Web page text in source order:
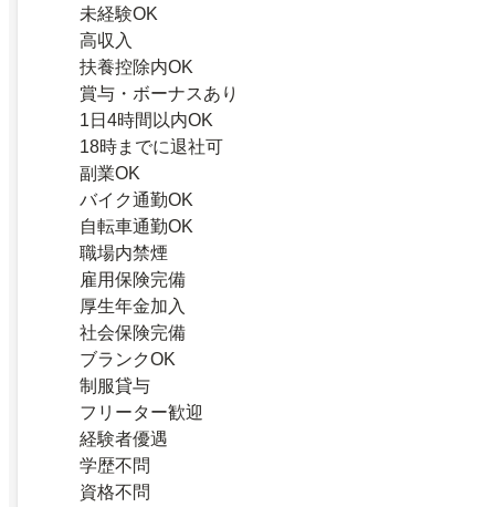
未経験OK
高収入
扶養控除内OK
賞与・ボーナスあり
1日4時間以内OK
18時までに退社可
副業OK
バイク通勤OK
自転車通勤OK
職場内禁煙
雇用保険完備
厚生年金加入
社会保険完備
ブランクOK
制服貸与
フリーター歓迎
経験者優遇
学歴不問
資格不問